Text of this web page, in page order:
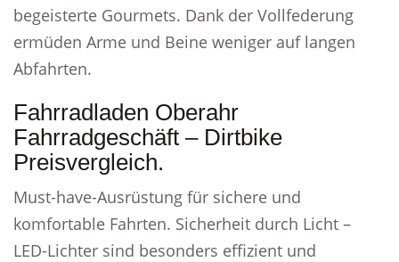
begeisterte Gourmets. Dank der Vollfederung
ermüden Arme und Beine weniger auf langen
Abfahrten.
Fahrradladen Oberahr
Fahrradgeschäft – Dirtbike
Preisvergleich.
Must-have-Ausrüstung für sichere und
komfortable Fahrten. Sicherheit durch Licht –
LED-Lichter sind besonders effizient und